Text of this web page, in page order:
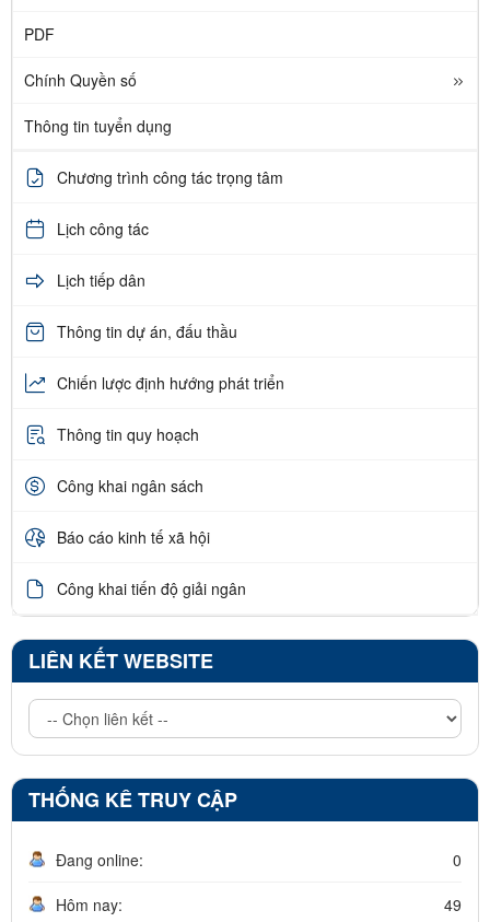
PDF
Chính Quyền số
Thông tin tuyển dụng
Chương trình công tác trọng tâm
Lịch công tác
Lịch tiếp dân
Thông tin dự án, đấu thầu
Chiến lược định hướng phát triển
Thông tin quy hoạch
Công khai ngân sách
Báo cáo kinh tế xã hội
Công khai tiến độ giải ngân
LIÊN KẾT WEBSITE
THỐNG KÊ TRUY CẬP
Đang online: 0
Hôm nay: 49